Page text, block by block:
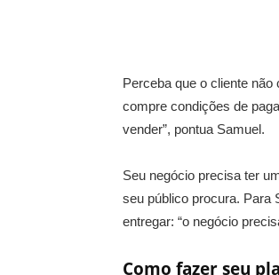
Perceba que o cliente
compre condições de
vender”, pontua Samuel.
Seu negócio precisa ter
seu público procura. Para
entregar: “o negócio
Como fazer seu